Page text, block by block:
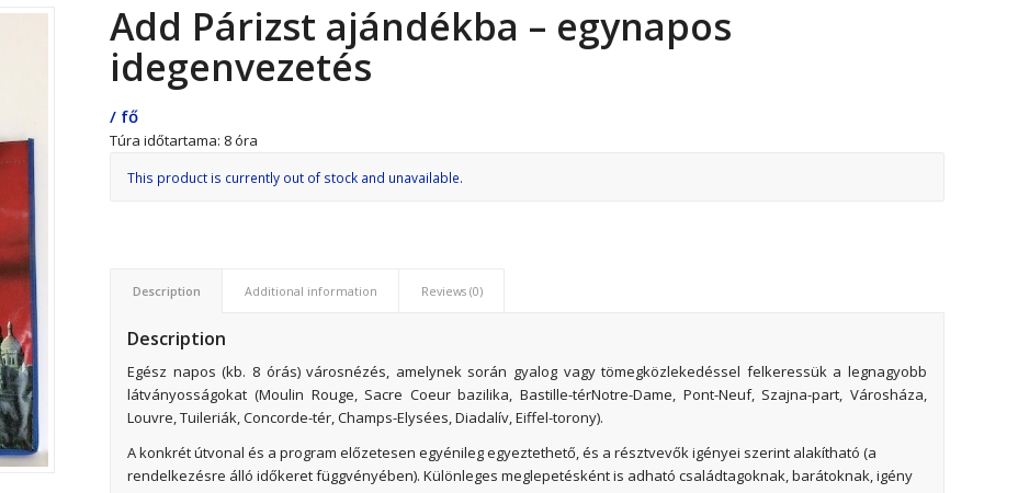
Add Párizst ajándékba – egynapos
idegenvezetés
/ fő
Túra időtartama: 8 óra
This product is currently out of stock and unavailable.
Description Additional information Reviews (0)
Description
Egész napos (kb. 8 órás) városnézés, amelynek során gyalog vagy tömegközlekedéssel felkeressük a legnagyobb
látványosságokat (Moulin Rouge, Sacre Coeur bazilika, Bastille-térNotre-Dame, Pont-Neuf, Szajna-part, Városháza,
Louvre, Tuileriák, Concorde-tér, Champs-Elysées, Diadalív, Eiffel-torony).
A konkrét útvonal és a program előzetesen egyénileg egyeztethető, és a résztvevők igényei szerint alakítható (a
rendelkezésre álló időkeret függvényében). Különleges meglepetésként is adható családtagoknak, barátoknak, igény